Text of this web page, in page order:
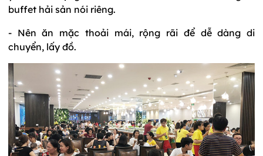
buffet hải sản nói riêng.
- Nên ăn mặc thoải mái, rộng rãi để dễ dàng di
chuyển, lấy đồ.